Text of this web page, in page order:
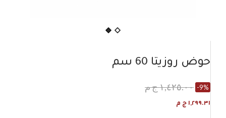
حوض روزيتا 60 سم
١,٤٢٥.٠٠ ج م -9%
١,٢٩٩.٣١ ج م